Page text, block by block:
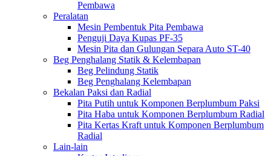
Pembawa
Peralatan
Mesin Pembentuk Pita Pembawa
Penguji Daya Kupas PF-35
Mesin Pita dan Gulungan Separa Auto ST-40
Beg Penghalang Statik & Kelembapan
Beg Pelindung Statik
Beg Penghalang Kelembapan
Bekalan Paksi dan Radial
Pita Putih untuk Komponen Berplumbum Paksi
Pita Haba untuk Komponen Berplumbum Radial
Pita Kertas Kraft untuk Komponen Berplumbum
Radial
Lain-lain